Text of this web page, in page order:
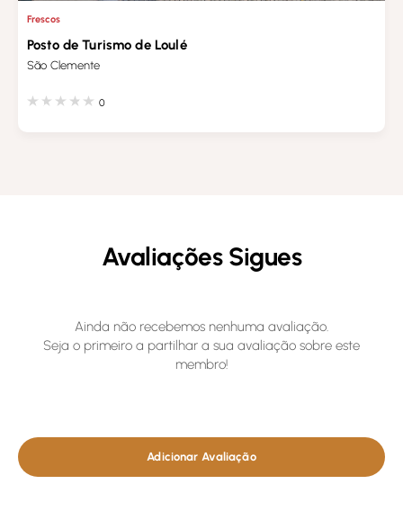
Frescos
Posto de Turismo de Loulé
São Clemente
0
Avaliações Sigues
Ainda não recebemos nenhuma avaliação.
Seja o primeiro a partilhar a sua avaliação sobre este
membro!
Adicionar Avaliação